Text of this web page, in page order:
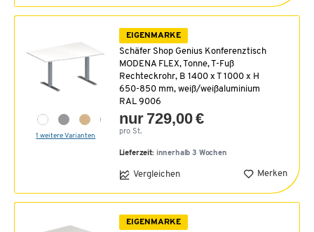
1 weitere Varianten
EIGENMARKE
Schäfer Shop Genius Konferenztisch
MODENA FLEX, Tonne, T-Fuß
Rechteckrohr, B 1400 x T 1000 x H
650-850 mm, weiß/weißaluminium
RAL 9006
nur 729,00 €
pro St.
Lieferzeit: innerhalb 3 Wochen
Vergleichen Merken
EIGENMARKE